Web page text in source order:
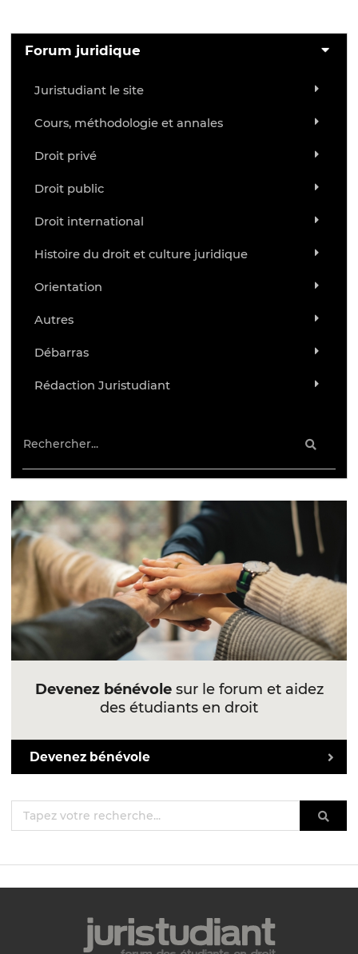
Forum juridique
Juristudiant le site
Cours, méthodologie et annales
Droit privé
Droit public
Droit international
Histoire du droit et culture juridique
Orientation
Autres
Débarras
Rédaction Juristudiant
Devenez bénévolesur le forum et aidez
des étudiants en droit
Devenez bénévole